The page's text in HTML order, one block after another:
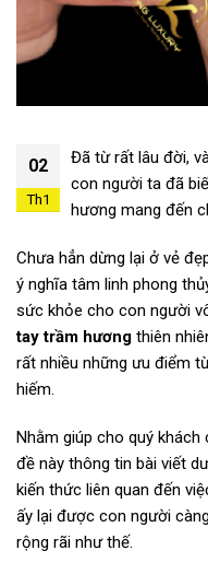
02
Th1
Đã từ rất lâu đời,
con người ta đã
hương mang đến
Chưa hẳn dừng lại ở vẻ
ý nghĩa tâm linh phong
sức khỏe cho con người
tay trầm hương thiên
rất nhiều những ưu điểm
hiếm.
Nhằm giúp cho quý
đề này thông tin bài viết
kiến thức liên quan đến
ấy lại được con người
rộng rãi như thế.